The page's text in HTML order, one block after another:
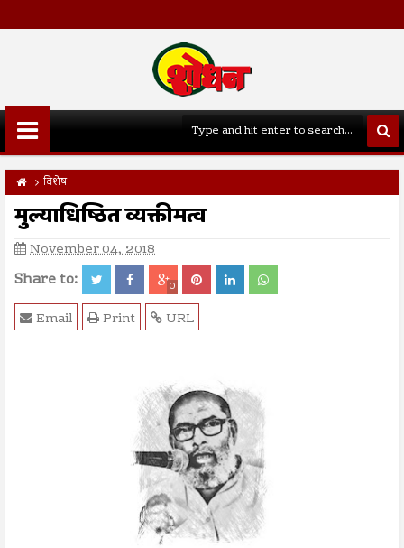
विशेष
मुल्याधिष्ठित व्यक्तीमत्व
November 04, 2018
Share to: 0
URL
Print
Email